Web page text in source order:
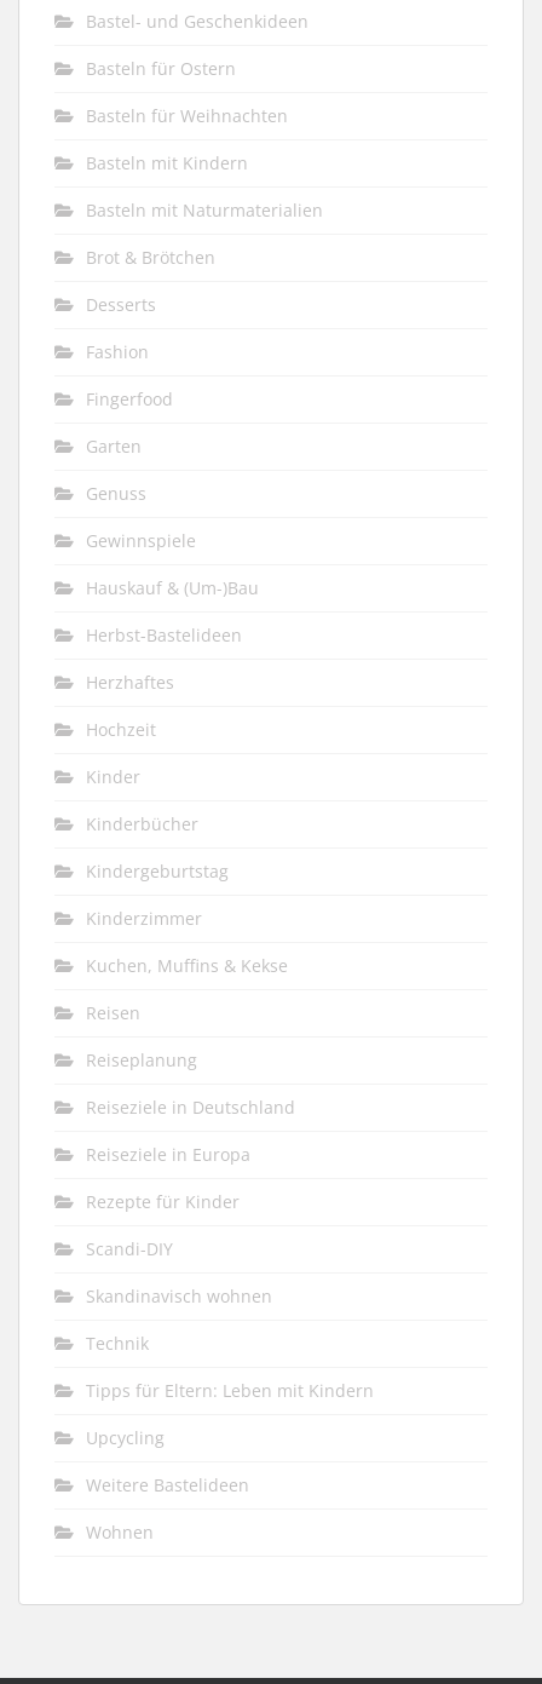
Bastel- und Geschenkideen
Basteln für Ostern
Basteln für Weihnachten
Basteln mit Kindern
Basteln mit Naturmaterialien
Brot & Brötchen
Desserts
Fashion
Fingerfood
Garten
Genuss
Gewinnspiele
Hauskauf & (Um-)Bau
Herbst-Bastelideen
Herzhaftes
Hochzeit
Kinder
Kinderbücher
Kindergeburtstag
Kinderzimmer
Kuchen, Muffins & Kekse
Reisen
Reiseplanung
Reiseziele in Deutschland
Reiseziele in Europa
Rezepte für Kinder
Scandi-DIY
Skandinavisch wohnen
Technik
Tipps für Eltern: Leben mit Kindern
Upcycling
Weitere Bastelideen
Wohnen